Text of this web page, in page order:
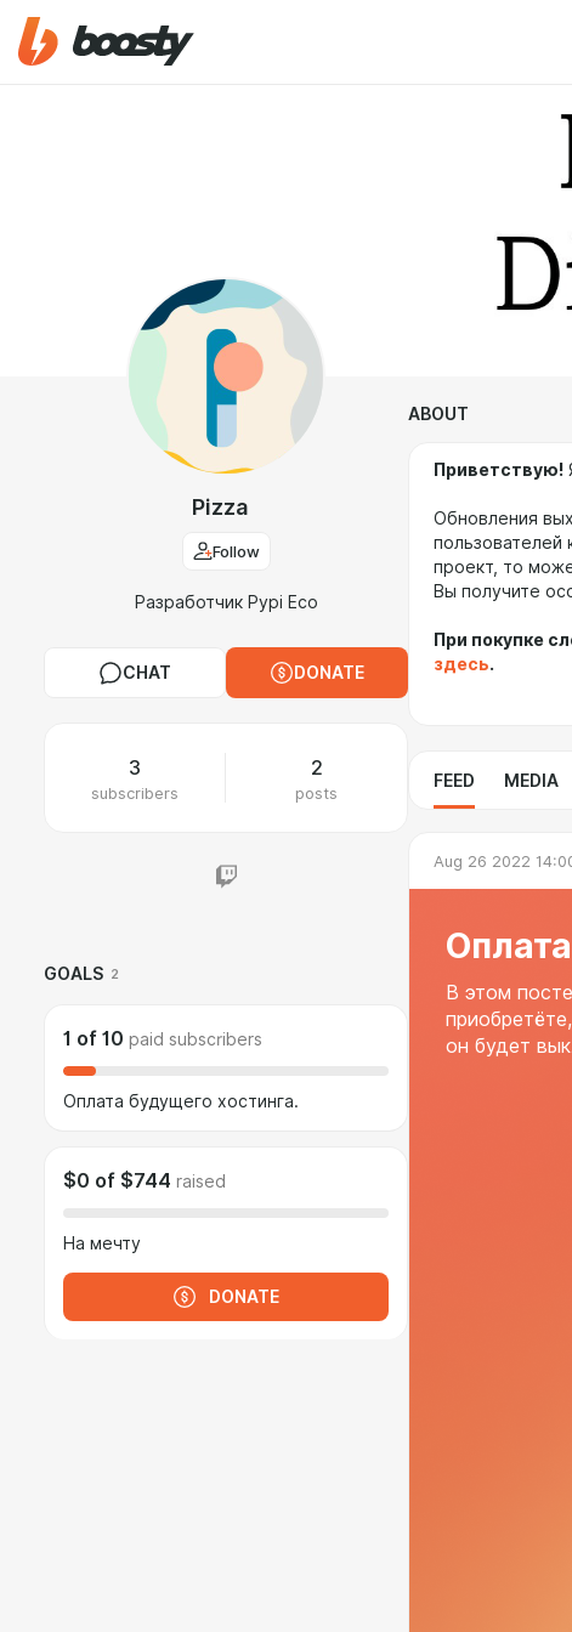
Pizza
Follow
Разработчик Pypi Eco
CHAT DONATE
3
subscribers
2
posts
GOALS 2
1 of 10 paid subscribers
Оплата будущего хостинга.
$0 of $744 raised
На мечту
DONATE
ABOUT
Приветствую!
Обновления
пользователей
проект, то
Вы получите
При покупке
здесь.
FEED MEDIA
Aug 26 2022
В этом
он будет